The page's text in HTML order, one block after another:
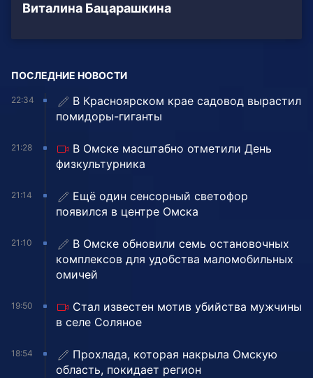
Виталина Бацарашкина
ПОСЛЕДНИЕ НОВОСТИ
22:34
В Красноярском крае садовод вырастил
помидоры-гиганты
21:28
В Омске масштабно отметили День
физкультурника
21:14
Ещё один сенсорный светофор
появился в центре Омска
21:10
В Омске обновили семь остановочных
комплексов для удобства маломобильных
омичей
19:50
Стал известен мотив убийства мужчины
в селе Соляное
18:54
Прохлада, которая накрыла Омскую
область, покидает регион